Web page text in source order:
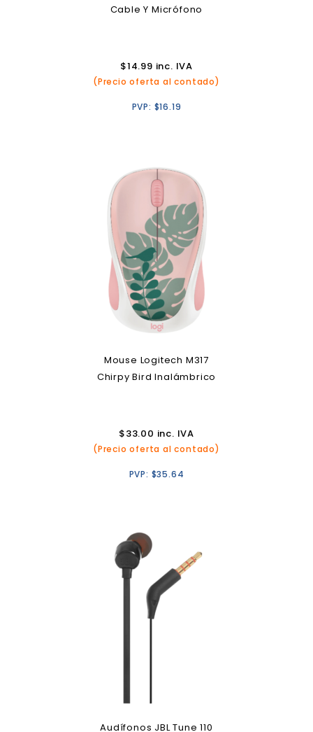
Cable Y Micrófono
$14.99 inc. IVA
(Precio oferta al contado)
PVP: $16.19
Mouse Logitech M317
Chirpy Bird Inalámbrico
$33.00 inc. IVA
(Precio oferta al contado)
PVP: $35.64
Audífonos JBL Tune 110